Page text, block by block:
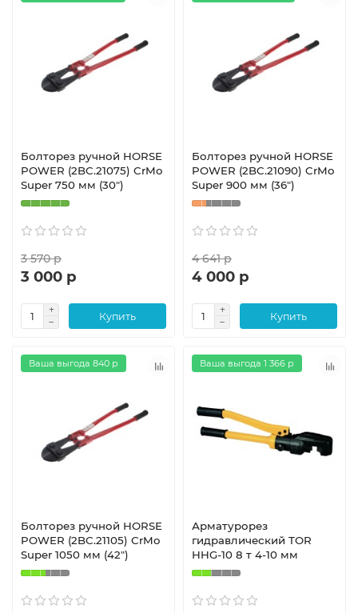
Болторез ручной HORSE
POWER (2BC.21075) CrMo
Super 750 мм (30")
3 570 р
3 000 р
Купить
Болторез ручной HORSE
POWER (2BC.21090) CrMo
Super 900 мм (36")
4 641 р
4 000 р
Купить
Ваша выгода 840 р
Болторез ручной HORSE
POWER (2BC.21105) CrMo
Super 1050 мм (42")
Ваша выгода 1 366 р
Арматурорез
гидравлический TOR
HHG-10 8 т 4-10 мм